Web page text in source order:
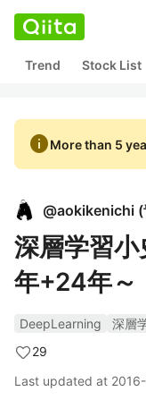
Trend Stock List
infoMore than 5
@aokikenichi (
深層学習
年+24年～
DeepLearning 深層
29
Last updated at